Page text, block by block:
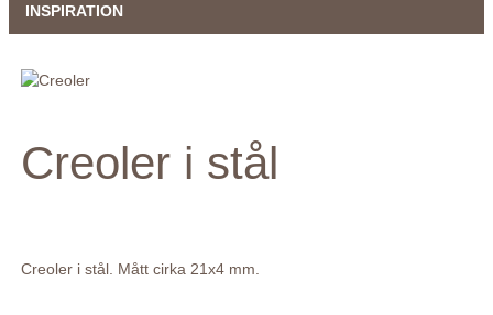
INSPIRATION
Creoler i stål
Creoler i stål. Mått cirka 21x4 mm.